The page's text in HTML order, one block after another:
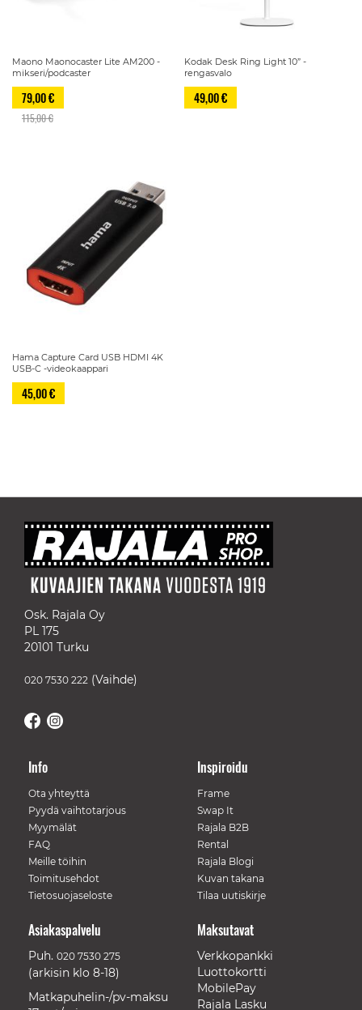
Maono Maonocaster Lite AM200 -
mikseri/podcaster
79,00 €
115,00 €
Kodak Desk Ring Light 10” -
rengasvalo
49,00 €
Hama Capture Card USB HDMI 4K
USB-C -videokaappari
45,00 €
Osk. Rajala Oy
PL 175
20101 Turku
020 7530 222 (Vaihde)
Info
Ota yhteyttä
Pyydä vaihtotarjous
Myymälät
FAQ
Meille töihin
Toimitusehdot
Tietosuojaseloste
Inspiroidu
Frame
Swap It
Rajala B2B
Rental
Rajala Blogi
Kuvan takana
Tilaa uutiskirje
Maksutavat
Verkkopankki
Luottokortti
MobilePay
Rajala Lasku
Asiakaspalvelu
Puh. 020 7530 275
(arkisin klo 8-18)
Matkapuhelin-/pv-maksu